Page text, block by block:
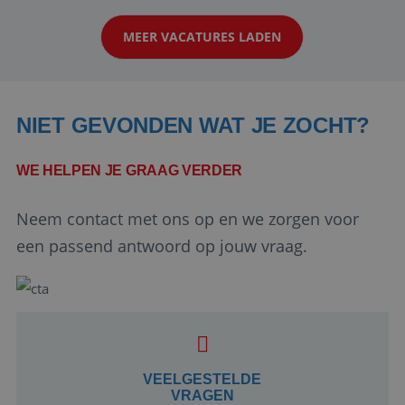
klanten te overtuigen om die droomreis te
boeken! ...
MEER VACATURES LADEN
NIET GEVONDEN WAT JE ZOCHT?
WE HELPEN JE GRAAG VERDER
Neem contact met ons op en we zorgen voor
een passend antwoord op jouw vraag.
VEELGESTELDE
VRAGEN
Google Privacy Policy